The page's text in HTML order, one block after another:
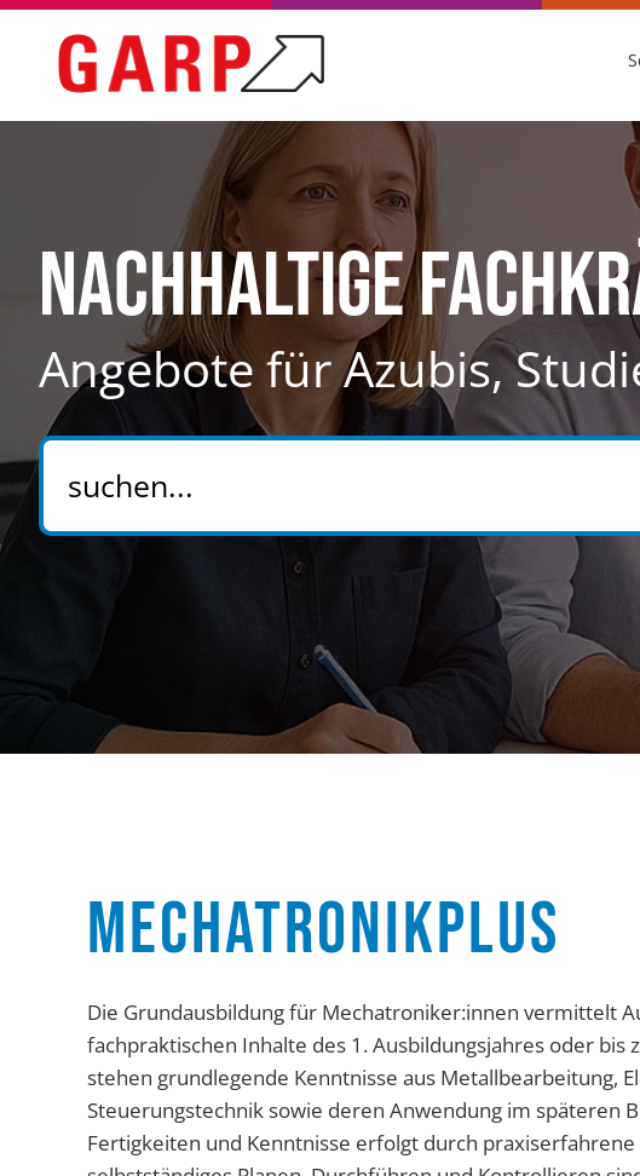
Nachhaltige
Angebote für Azubis,
MECHATRONIKPLUS
Die Grundausbildung für Mechatroniker:innen vermittelt
fachpraktischen Inhalte des 1. Ausbildungsjahres oder
stehen grundlegende Kenntnisse aus Metallbearbeitung,
Steuerungstechnik sowie deren Anwendung im späteren
Fertigkeiten und Kenntnisse erfolgt durch